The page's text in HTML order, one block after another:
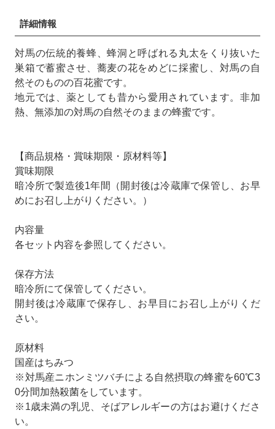
詳細情報
対馬の伝統的養蜂、蜂洞と呼ばれる丸太をくり抜いた
巣箱で蓄蜜させ、蕎麦の花をめどに採蜜し、対馬の自
然そのものの百花蜜です。
地元では、薬としても昔から愛用されています。非加
熱、無添加の対馬の自然そのままの蜂蜜です。
【商品規格・賞味期限・原材料等】
賞味期限
暗冷所で製造後1年間（開封後は冷蔵庫で保管し、お早
めにお召し上がりください。）
内容量
各セット内容を参照してください。
保存方法
暗冷所にて保管してください。
開封後は冷蔵庫で保存し、お早目にお召し上がりくだ
さい。
原材料
国産はちみつ
※対馬産ニホンミツバチによる自然摂取の蜂蜜を60℃3
0分間加熱殺菌をしています。
※1歳未満の乳児、そばアレルギーの方はお避けくださ
い。